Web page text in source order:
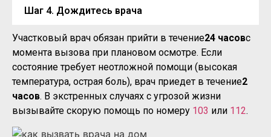
Шаг 4. Дождитесь врача
Участковый врач обязан прийти в течение24 часовс
момента вызова при плановом осмотре. Если
состояние требует неотложной помощи (высокая
температура, острая боль), врач приедет в течение2
часов. В экстренных случаях с угрозой жизни
вызывайте скорую помощь по номеру 103 или 112.